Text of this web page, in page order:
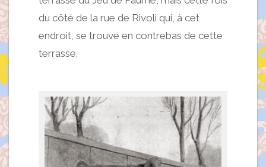
du côté de la rue de Rivoli qui, à cet
endroit, se trouve en contrebas de cette
terrasse.